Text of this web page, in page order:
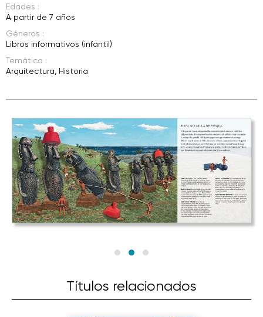
Edades :
A partir de 7 años
Géneros :
Libros informativos (infantil)
Temática :
Arquitectura, Historia
Títulos relacionados